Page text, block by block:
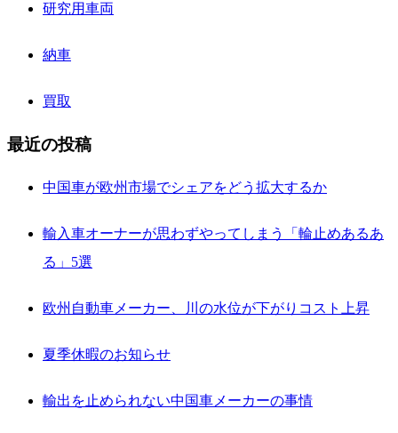
研究用車両
納車
買取
最近の投稿
中国車が欧州市場でシェアをどう拡大するか
輸入車オーナーが思わずやってしまう「輪止めあるあ
る」5選
欧州自動車メーカー、川の水位が下がりコスト上昇
夏季休暇のお知らせ
輸出を止められない中国車メーカーの事情